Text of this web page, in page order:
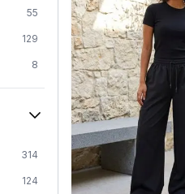
55
129
8
151
19
314
124